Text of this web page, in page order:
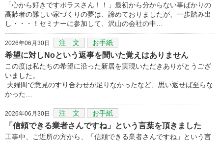
「心から好きですポラスさん！！」最初から分からない事ばかりの
高齢者の難しい家づくりの夢は、諦めておりましたが、一歩踏み出
し・・・！セミナーに参加して、沢山の会社の中…
2026年06月30日 注 文 お手紙
希望に対しNoという返事を聞いた覚えはありません
この度は私たちの希望に沿った新居を実現いただきありがとうござ
いました。
夫婦間で意見のすり合わせが足りなかったなど、思い返せば至らな
かった…
2026年06月30日 注 文 お手紙
「信頼できる業者さんですね」という言葉を頂きました
工事中、ご近所の方から、「信頼できる業者さんですね」という言